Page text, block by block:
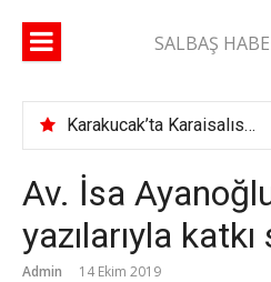
SALBAŞ
Karakucak’ta Karaisalıspor fırtınası
Av. İsa
yazılarıyla
Admin 14 Ekim 2019